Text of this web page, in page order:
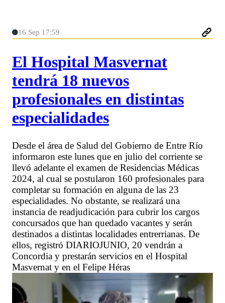
16 Sep 17:59
El Hospital Masvernat
tendrá 18 nuevos
profesionales en distintas
especialidades
Desde el área de Salud del Gobierno de Entre Río
informaron este lunes que en julio del corriente se
llevó adelante el examen de Residencias Médicas
2024, al cual se postularon 160 profesionales para
completar su formación en alguna de las 23
especialidades. No obstante, se realizará una
instancia de readjudicación para cubrir los cargos
concursados que han quedado vacantes y serán
destinados a distintas localidades entrerrianas. De
ellos, registró DIARIOJUNIO, 20 vendrán a
Concordia y prestarán servicios en el Hospital
Masvernat y en el Felipe Héras